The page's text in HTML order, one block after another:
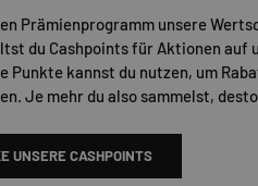
Prämienprogramm unsere
du Cashpoints für Aktionen auf
Punkte kannst du nutzen, um
Je mehr du also sammelst,
UNSERE CASHPOINTS